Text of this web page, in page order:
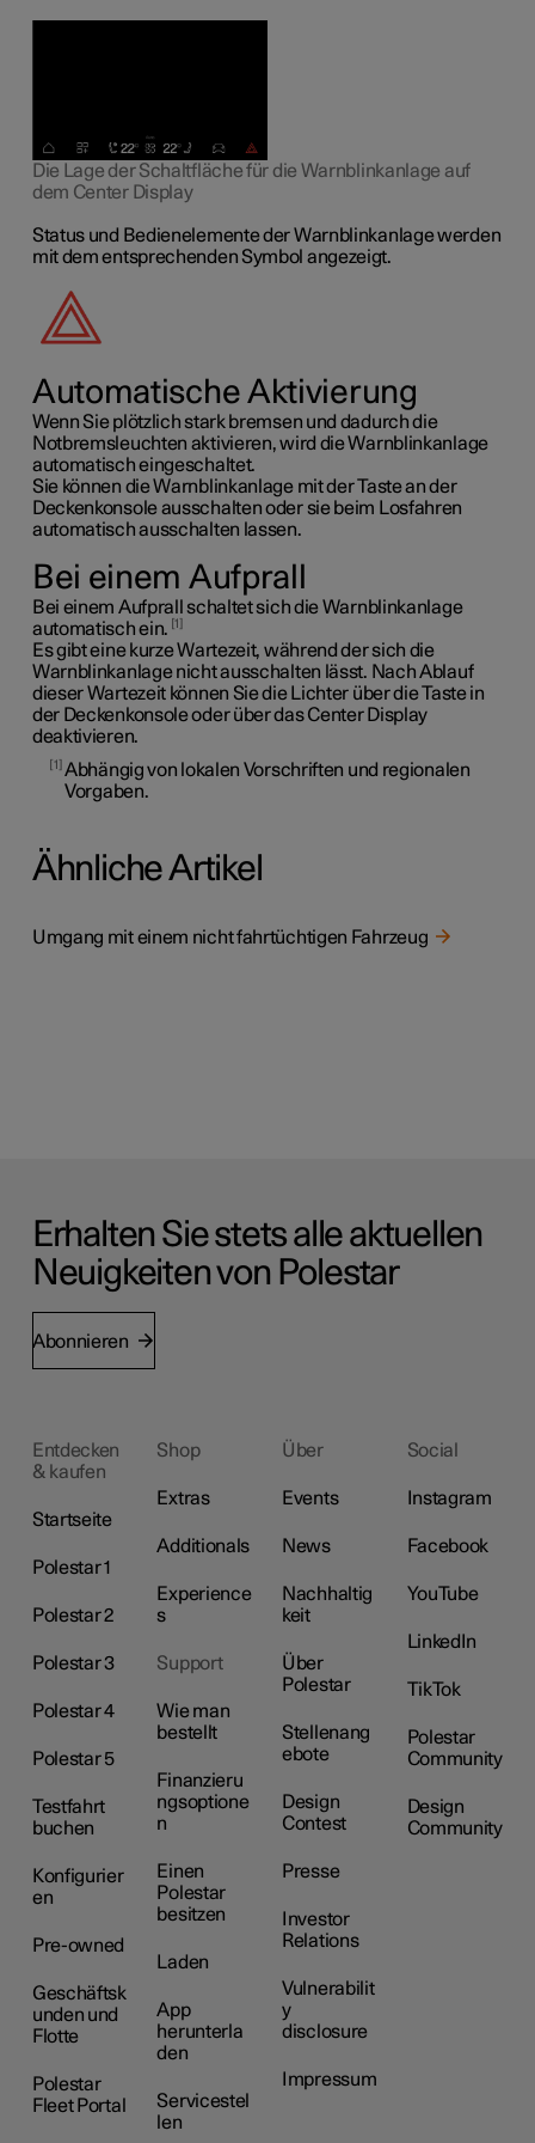
Die Lage der Schaltfläche für die Warnblinkanlage auf
dem Center Display
Status und Bedienelemente der Warnblinkanlage werden
mit dem entsprechenden Symbol angezeigt.
Automatische Aktivierung
Wenn Sie plötzlich stark bremsen und dadurch die
Notbremsleuchten aktivieren, wird die Warnblinkanlage
automatisch eingeschaltet.
Sie können die Warnblinkanlage mit der Taste an der
Deckenkonsole ausschalten oder sie beim Losfahren
automatisch ausschalten lassen.
Bei einem Aufprall
Bei einem Aufprall schaltet sich die Warnblinkanlage
automatisch ein. 1
Es gibt eine kurze Wartezeit, während der sich die
Warnblinkanlage nicht ausschalten lässt. Nach Ablauf
dieser Wartezeit können Sie die Lichter über die Taste in
der Deckenkonsole oder über das Center Display
deaktivieren.
1 Abhängig von lokalen Vorschriften und regionalen
Vorgaben.
Ähnliche Artikel
Umgang mit einem nicht fahrtüchtigen Fahrzeug
Erhalten Sie stets alle aktuellen
Neuigkeiten von Polestar
Abonnieren
Entdecken
& kaufen
Startseite
Polestar 1
Polestar 2
Polestar 3
Polestar 4
Polestar 5
Testfahrt
buchen
Konfigurier
en
Pre-owned
Geschäftsk
unden und
Flotte
Polestar
Fleet Portal
Shop
Extras
Additionals
Experience
s
Support
Wie man
bestellt
Finanzieru
ngsoptione
n
Einen
Polestar
besitzen
Laden
App
herunterla
den
Servicestel
len
Über
Events
News
Nachhaltig
keit
Über
Polestar
Stellenang
ebote
Design
Contest
Presse
Investor
Relations
Vulnerabilit
y
disclosure
Impressum
Social
Instagram
Facebook
YouTube
LinkedIn
TikTok
Polestar
Community
Design
Community